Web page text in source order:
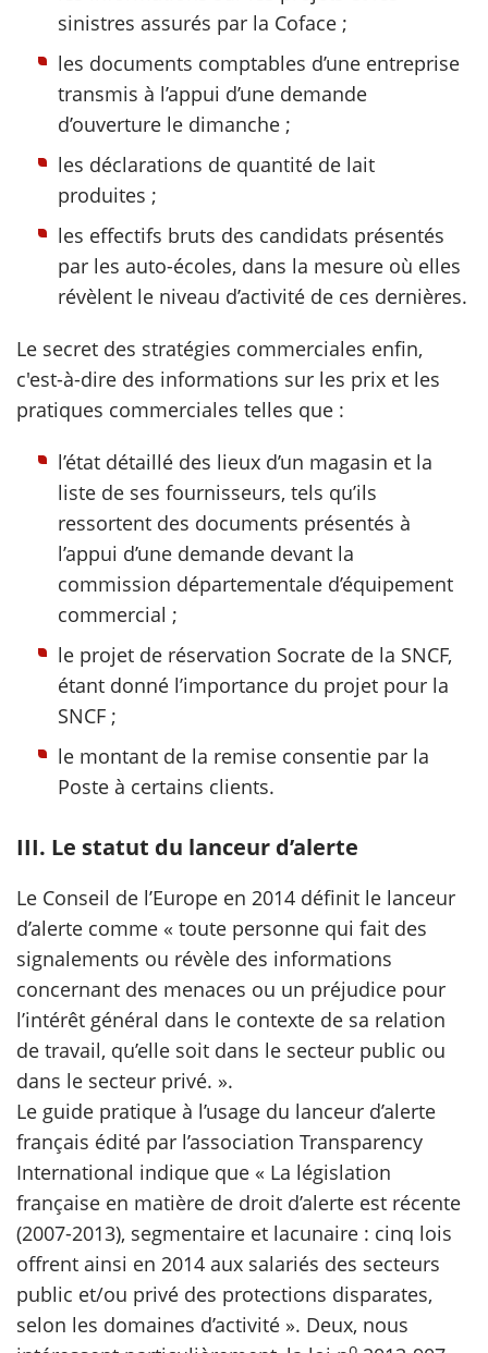
sinistres assurés par la Coface ;
les documents comptables d’une entreprise
transmis à l’appui d’une demande
d’ouverture le dimanche ;
les déclarations de quantité de lait
produites ;
les effectifs bruts des candidats présentés
par les auto-écoles, dans la mesure où elles
révèlent le niveau d’activité de ces dernières.
Le secret des stratégies commerciales enfin,
c'est-à-dire des informations sur les prix et les
pratiques commerciales telles que :
l’état détaillé des lieux d’un magasin et la
liste de ses fournisseurs, tels qu’ils
ressortent des documents présentés à
l’appui d’une demande devant la
commission départementale d’équipement
commercial ;
le projet de réservation Socrate de la SNCF,
étant donné l’importance du projet pour la
SNCF ;
le montant de la remise consentie par la
Poste à certains clients.
III. Le statut du lanceur d’alerte
Le Conseil de l’Europe en 2014 définit le lanceur
d’alerte comme « toute personne qui fait des
signalements ou révèle des informations
concernant des menaces ou un préjudice pour
l’intérêt général dans le contexte de sa relation
de travail, qu’elle soit dans le secteur public ou
dans le secteur privé. ».
Le guide pratique à l’usage du lanceur d’alerte
français édité par l’association Transparency
International indique que « La législation
française en matière de droit d’alerte est récente
(2007-2013), segmentaire et lacunaire : cinq lois
offrent ainsi en 2014 aux salariés des secteurs
public et/ou privé des protections disparates,
selon les domaines d’activité ». Deux, nous